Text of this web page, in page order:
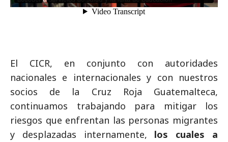
El CICR, en conjunto con autoridades
nacionales e internacionales y con nuestros
socios de la Cruz Roja Guatemalteca,
continuamos trabajando para mitigar los
riesgos que enfrentan las personas migrantes
y desplazadas internamente, los cuales a